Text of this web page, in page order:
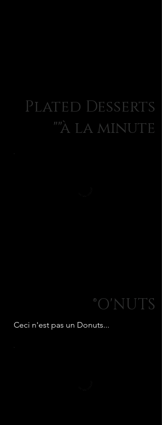
Plated Desserts
"à la minute"
O'NUTS®
Ceci n'est pas un Donuts...